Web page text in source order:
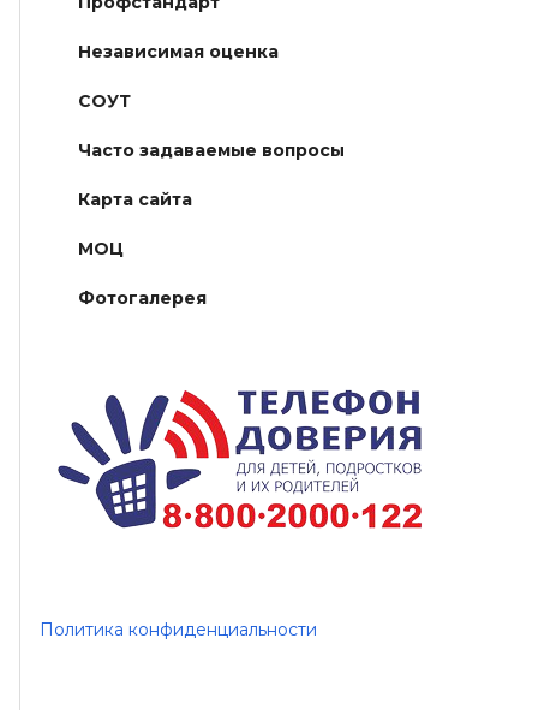
Независимая оценка
СОУТ
Часто задаваемые вопросы
Карта сайта
МОЦ
Фотогалерея
Политика конфиденциальности